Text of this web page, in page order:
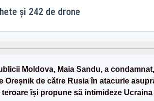
și 242 de drone
Moldova, Maia Sandu, a
Oreșnik de către Rusia în atacurle
teroare își propune să intimideze